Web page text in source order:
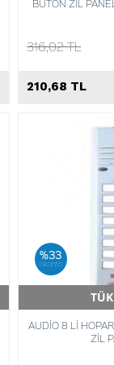
BUTON ZİL
316,02 TL
210,68 TL
Hızlı
AUDİO 8 Lİ
ZİL
%33
iskonto